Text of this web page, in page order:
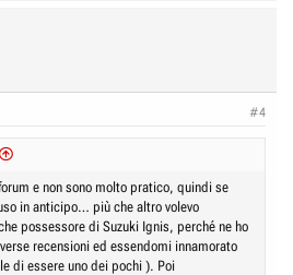
#4
e non sono molto pratico, quindi se
in anticipo… più che altro volevo
possessore di Suzuki Ignis, perché ne ho
recensioni ed essendomi innamorato
di essere uno dei pochi ). Poi